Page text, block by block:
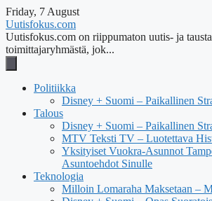
Friday, 7 August
Uutisfokus.com
Uutisfokus.com on riippumaton uutis- ja
toimittajaryhmästä, jok...
Politiikka
Disney + Suomi – Paikallinen
Talous
Disney + Suomi – Paikallinen
MTV Teksti TV – Luotettava
Yksityiset Vuokra-Asunnot
Asuntoehdot Sinulle
Teknologia
Milloin Lomaraha Maksetaan –